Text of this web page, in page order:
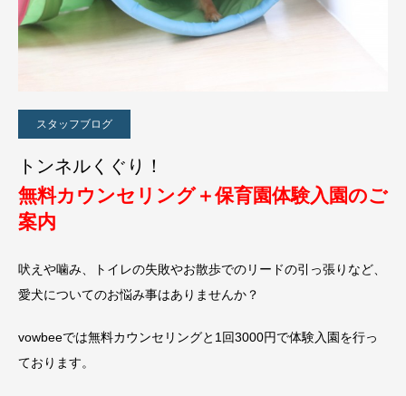
スタッフブログ
トンネルくぐり！
無料カウンセリング＋保育園体験入園のご
案内
吠えや噛み、トイレの失敗やお散歩でのリードの引っ張りなど、
愛犬についてのお悩み事はありませんか？
vowbeeでは無料カウンセリングと1回3000円で体験入園を行っ
ております。